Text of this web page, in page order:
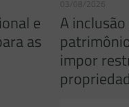
e
as
03/08/2026
A
impor